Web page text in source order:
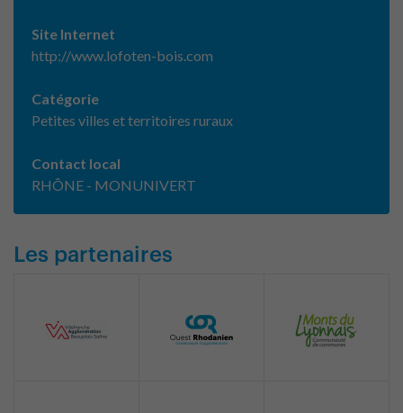
Site Internet
http://www.lofoten-bois.com
Catégorie
Petites villes et territoires ruraux
Contact local
RHÔNE - MONUNIVERT
Les partenaires